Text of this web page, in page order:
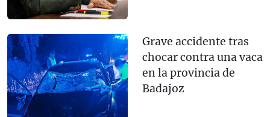
Grave accidente tras
chocar contra una vaca
en la provincia de
Badajoz